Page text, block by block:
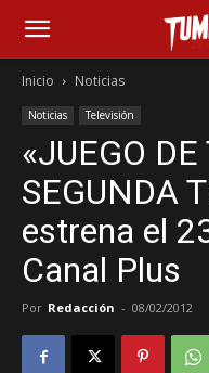
Inicio Noticias
Noticias Televisión
«JUEGO
SEGUNDA
estrena el
Canal Plus
Por Redacción - 08/02/2012